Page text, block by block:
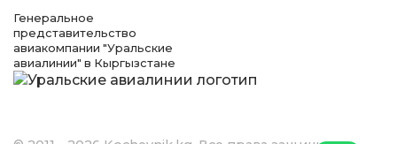
Генеральное
представительство
авиакомпании "Уральские
авиалинии" в Кыргызстане